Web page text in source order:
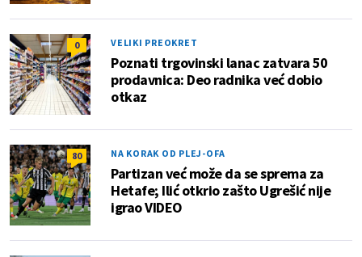
0 VELIKI PREOKRET
Poznati trgovinski lanac zatvara 50
prodavnica: Deo radnika već dobio
otkaz
80 NA KORAK OD PLEJ-OFA
Partizan već može da se sprema za
Hetafe; Ilić otkrio zašto Ugrešić nije
igrao VIDEO